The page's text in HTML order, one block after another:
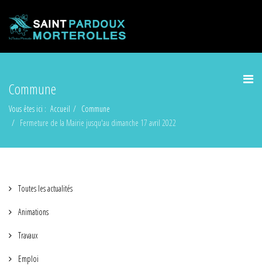
Commune
Vous êtes ici : Accueil
Commune
Fermeture de la Mairie jusqu'au dimanche 17 avril 2022
Toutes les actualités
Animations
Travaux
Emploi